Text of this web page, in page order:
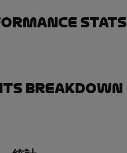
Stats
Breakdown